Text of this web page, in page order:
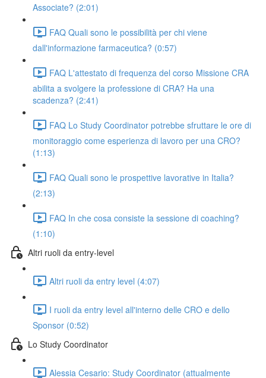
Associate? (2:01)
FAQ Quali sono le possibilità per chi viene
dall'informazione farmaceutica? (0:57)
FAQ L'attestato di frequenza del corso Missione CRA
abilita a svolgere la professione di CRA? Ha una
scadenza? (2:41)
FAQ Lo Study Coordinator potrebbe sfruttare le ore di
monitoraggio come esperienza di lavoro per una CRO?
(1:13)
FAQ Quali sono le prospettive lavorative in Italia?
(2:13)
FAQ In che cosa consiste la sessione di coaching?
(1:10)
Altri ruoli da entry-level
Altri ruoli da entry level (4:07)
I ruoli da entry level all'interno delle CRO e dello
Sponsor (0:52)
Lo Study Coordinator
Alessia Cesario: Study Coordinator (attualmente